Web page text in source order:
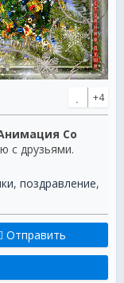
+4
Со
с друзьями.
, поздравление,
Отправить